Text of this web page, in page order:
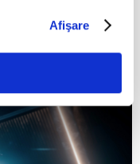
Afişare